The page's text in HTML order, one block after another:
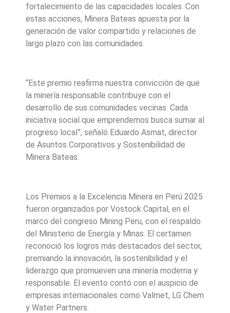
fortalecimiento de las capacidades locales. Con
estas acciones, Minera Bateas apuesta por la
generación de valor compartido y relaciones de
largo plazo con las comunidades.
“Este premio reafirma nuestra convicción de que
la minería responsable contribuye con el
desarrollo de sus comunidades vecinas. Cada
iniciativa social que emprendemos busca sumar al
progreso local”, señaló Eduardo Asmat, director
de Asuntos Corporativos y Sostenibilidad de
Minera Bateas.
Los Premios a la Excelencia Minera en Perú 2025
fueron organizados por Vostock Capital, en el
marco del congreso Mining Peru, con el respaldo
del Ministerio de Energía y Minas. El certamen
reconoció los logros más destacados del sector,
premiando la innovación, la sostenibilidad y el
liderazgo que promueven una minería moderna y
responsable. El evento contó con el auspicio de
empresas internacionales como Valmet, LG Chem
y Water Partners.